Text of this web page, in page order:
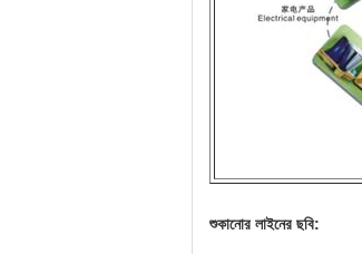
শুকানোর লাইনের ছবি: